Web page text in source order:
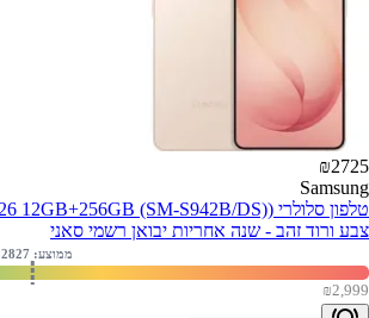
₪2725
Samsung
צבע ורוד זהב - שנה אחריות יבואן רשמי סאני
₪2,999
ממוצע: ₪2827